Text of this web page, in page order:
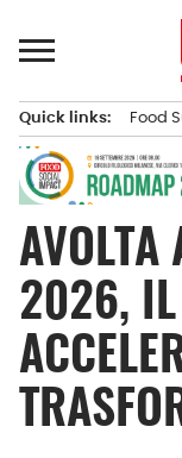
al
principale
Quick links: Food
AVOLTA
2026, IL